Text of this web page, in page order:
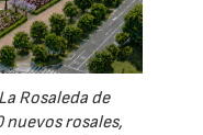
Rosaleda de
nuevos rosales,